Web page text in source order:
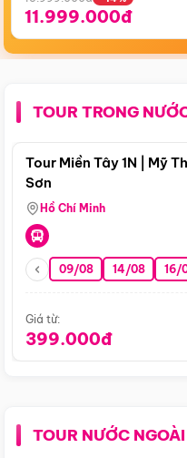
11.999.000đ
TOUR TRONG
Tour Miền Tây 1N | Mỹ
Sơn
Hồ Chí Minh
09/08 14/08 16/
Giá từ:
399.000đ
TOUR NƯỚC NGOÀI